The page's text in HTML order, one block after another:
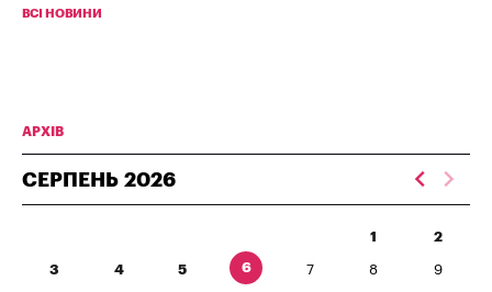
ВСІ НОВИНИ
АРХІВ
СЕРПЕНЬ 2026
1 2
3 4 5 6 7 8 9